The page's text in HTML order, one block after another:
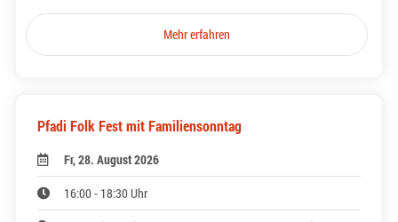
Mehr erfahren
Pfadi Folk Fest mit Familiensonntag
Fr, 28. August 2026
16:00 - 18:30 Uhr